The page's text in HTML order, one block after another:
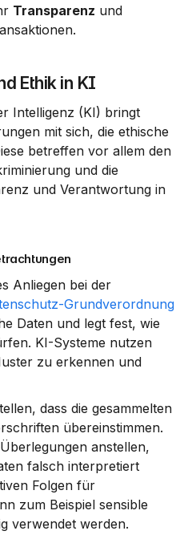
Transparenz und
Ethik in KI
Intelligenz (KI) bringt
mit sich, die ethische
betreffen vor allem den
und die
und Verantwortung in
Anliegen bei der
Grundverordnung
Daten und legt fest, wie
KI-Systeme nutzen
zu erkennen und
dass die gesammelten
übereinstimmen.
anstellen,
falsch interpretiert
Folgen für
zum Beispiel sensible
verwendet werden.